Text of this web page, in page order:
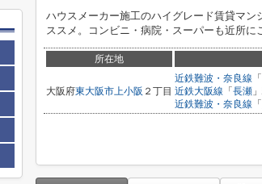
ハウスメーカー施工のハイグレード賃貸マ
ススメ。コンビニ・病院・スーパーも近所に
所在地
大阪府東大阪市上小阪 ２丁目
近鉄難波・奈良線 「
近鉄大阪線 「 長瀬
近鉄難波・奈良線 「